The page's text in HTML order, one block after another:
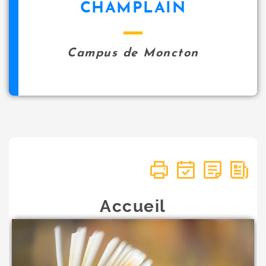
CHAMPLAIN
Campus de Moncton
Accueil